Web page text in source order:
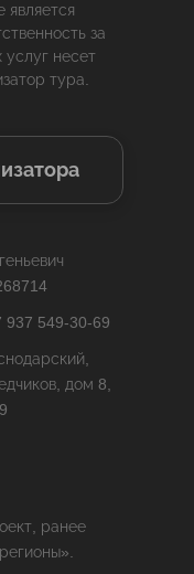
является
за
услуг несет
тура.
937 549-30-69
дом 8,
ранее